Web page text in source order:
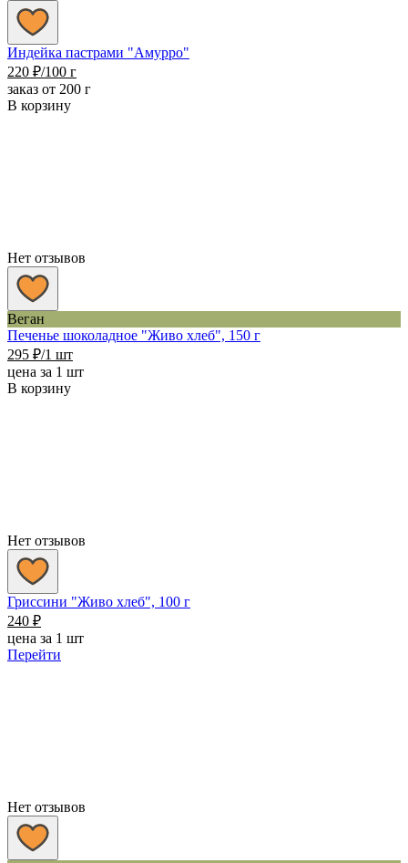
Индейка пастрами "Амурро"
220 ₽/100 г
заказ от 200 г
В корзину
Нет отзывов
Веган
Печенье шоколадное "Живо хлеб", 150 г
295 ₽/1 шт
цена за 1 шт
В корзину
Нет отзывов
Гриссини "Живо хлеб", 100 г
240 ₽
цена за 1 шт
Перейти
Нет отзывов